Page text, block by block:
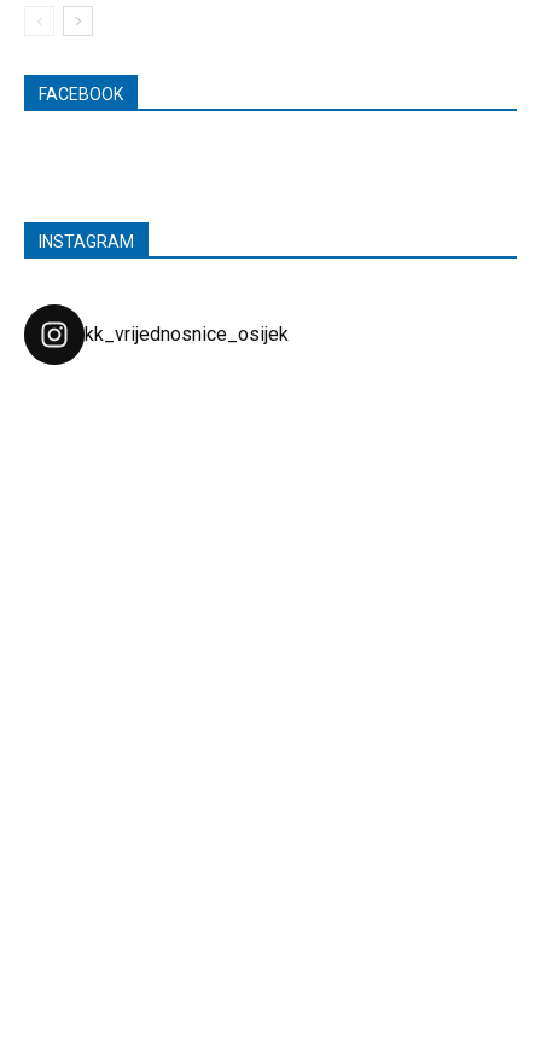
FACEBOOK
INSTAGRAM
kk_vrijednosnice_osijek